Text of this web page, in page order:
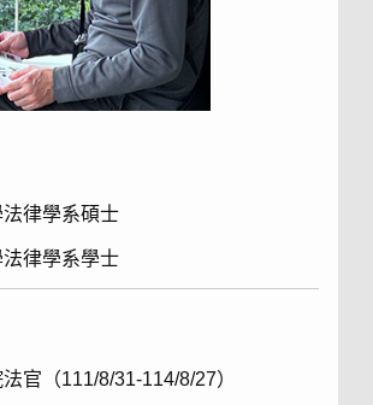
律學系碩士
律學系學士
官（111/8/31-114/8/27）